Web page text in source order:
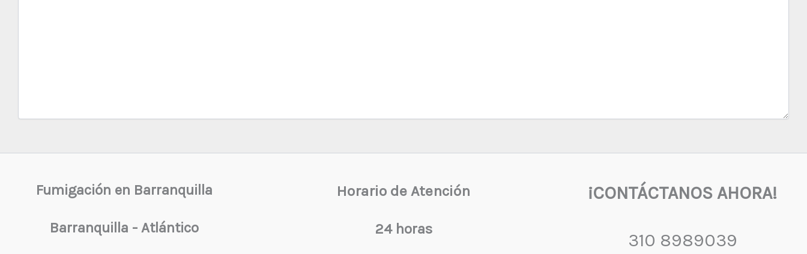
Fumigación en Barranquilla
Barranquilla - Atlántico
Horario de Atención
24 horas
¡CONTÁCTANOS AHORA!
310 8989039